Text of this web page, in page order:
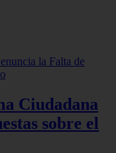
Ciudadana
sobre el